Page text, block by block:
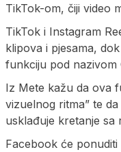
TikTok-om, čiji video
TikTok i Instagram
klipova i pjesama,
funkciju pod nazivom
Iz Mete kažu da ova
vizuelnog ritma” te
usklađuje kretanje sa
Facebook će